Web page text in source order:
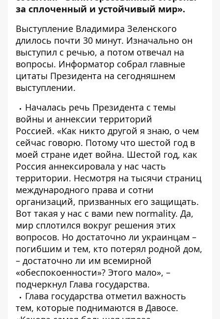
за сплоченный и устойчивый мир».
Выступление Владимира Зеленского
длилось почти 30 минут. Изначально он
выступил с речью, а потом отвечал на
вопросы. Информатор собрал главные
цитаты Президента на сегодняшнем
выступлении.
Началась речь Президента с темы
войны и аннексии территорий
Россией. «Как никто другой я знаю, о чем
сейчас говорю. Потому что шестой год в
моей стране идет война. Шестой год, как
Россия аннексировала у нас часть
территории. Несмотря на тысячи страниц
международного права и сотни
организаций, призванных его защищать.
Вот такая у нас с вами new normality. Да,
мир сплотился вокруг решения этих
вопросов. Но достаточно ли украинцам –
погибшим и тем, кто потерял родной дом,
– достаточно ли им всемирной
«обеспокоенности»? Этого мало», –
подчеркнул Глава государства.
Глава государства отметил важность
тем, которые поднимаются в Давосе.